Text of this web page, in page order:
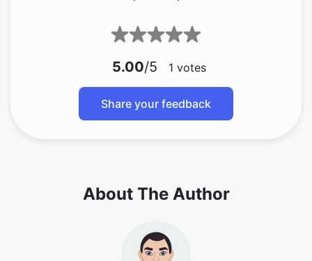
Copy Link
5.00/5 1 votes
Share your feedback
About The Author